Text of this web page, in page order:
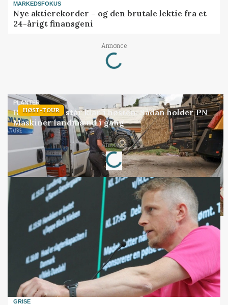
MARKEDSFOKUS
Nye aktierekorder – og den brutale lektie fra et
24-årigt finansgeni
Annonce
Loading...
HØST-TOUR
PLANTER
18 montører står klar i høsten: Sådan holder PN
Maskiner landmænd i gang
Annonce
Loading...
GRISE